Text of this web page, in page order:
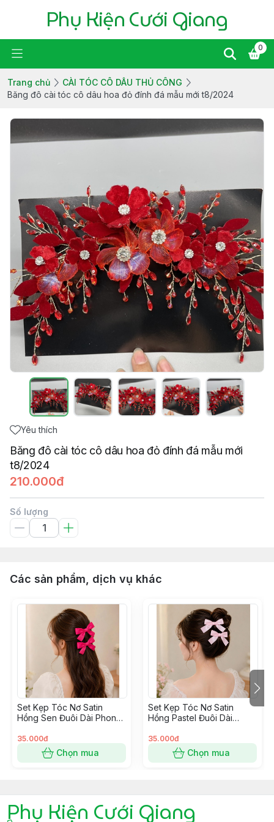
Phụ Kiện Cưới Giang
0
Trang chủ
CÀI TÓC CÔ DÂU THỦ CÔNG
Băng đô cài tóc cô dâu hoa đỏ đính đá mẫu mới t8/2024
Yêu thích
Băng đô cài tóc cô dâu hoa đỏ đính đá mẫu mới
t8/2024
210.000đ
Số lượng
Các sản phẩm, dịch vụ khác
Set Kẹp Tóc Nơ Satin
Hồng Sen Đuôi Dài Phong
35.000đ
Chọn mua
Set Kẹp Tóc Nơ Satin
Hồng Pastel Đuôi Dài
35.000đ
Chọn mua
Phụ Kiện Cưới Giang